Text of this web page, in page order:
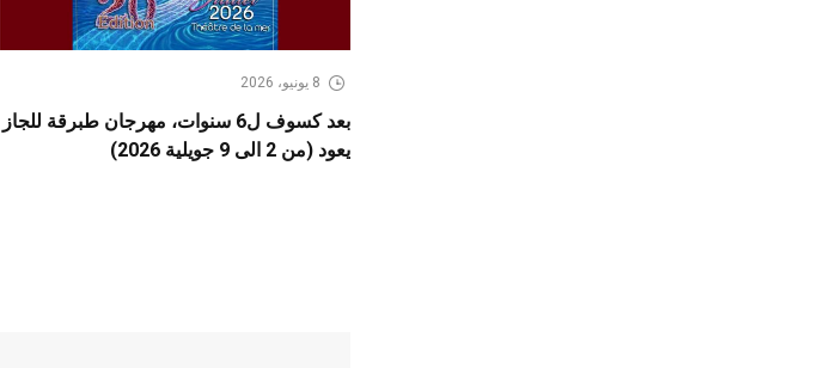
8 يونيو، 2026
بعد كسوف ل6 سنوات، مهرجان طبرقة للجاز
يعود (من 2 الى 9 جويلية 2026)